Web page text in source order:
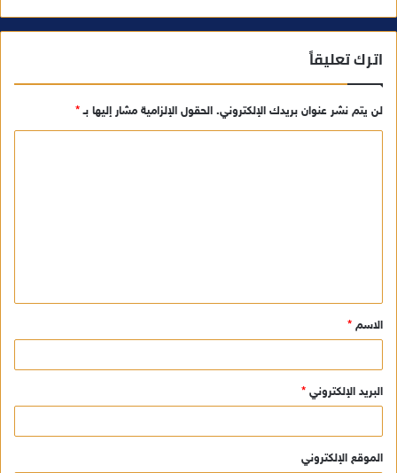
اترك تعليقاً
لن يتم نشر عنوان بريدك الإلكتروني. الحقول الإلزامية مشار إليها بـ*
ق
*
الاسم *
البريد الإلكتروني *
الموقع الإلكتروني